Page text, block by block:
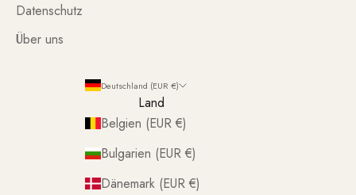
Datenschutz
Über uns
Deutschland (EUR €)
Land
Belgien (EUR €)
Bulgarien (EUR €)
Dänemark (EUR €)